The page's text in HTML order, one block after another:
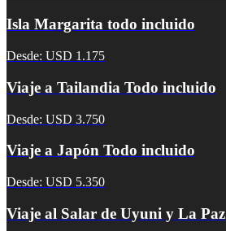
Isla Margarita todo incluido
Desde: USD 1.175
Viaje a Tailandia Todo incluido
Desde: USD 3.750
Viaje a Japón Todo incluido
Desde: USD 5.350
Viaje al Salar de Uyuni y La Paz